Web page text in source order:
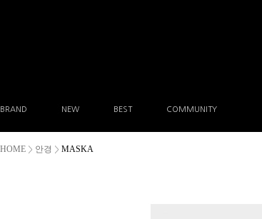
BRAND NEW BEST COMMUNITY
HOME > 안경 > MASKA